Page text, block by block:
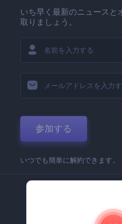
いち早く最新のニュースと
取りましょう。
参加する
いつでも簡単に解約できます。
Renderforest 企